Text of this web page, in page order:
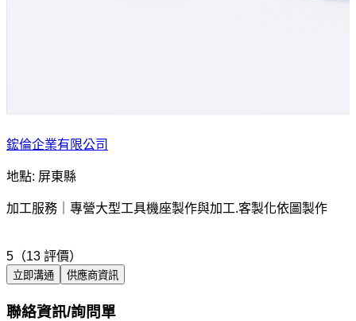
鋐倫企業有限公司
地點: 屏東縣
加工服務｜專營大型工具機座製作與加工.客製化依圖製作
5（13 評價）
立即溝通 供應商資訊
聯絡資訊/詢問單